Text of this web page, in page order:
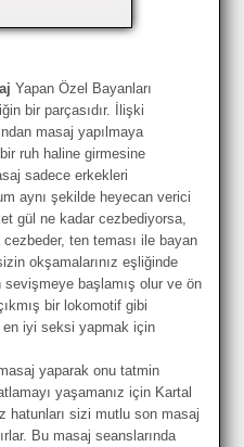
Yapan Özel Bayanları
bir parçasıdır. İlişki
masaj yapılmaya
ruh haline girmesine
sadece erkekleri
aynı şekilde heyecan verici
gül ne kadar cezbediyorsa,
ten teması ile bayan
okşamalarınız eşliğinde
başlamış olur ve ön
bir lokomotif gibi
en iyi seksi yapmak için
yaparak onu tatmin
yaşamanız için Kartal
hatunları sizi mutlu son masaj
Bu masaj seanslarında